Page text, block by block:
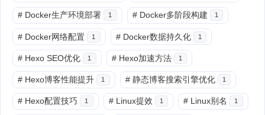
# Docker生产环境部署 1 # Docker多阶段构建 1
# Docker网络配置 1 # Docker数据持久化 1
# Hexo SEO优化 1 # Hexo加速方法 1
# Hexo博客性能提升 1 # 静态博客搜索引擎优化 1
# Hexo配置技巧 1 # Linux提效 1 # Linux别名 1